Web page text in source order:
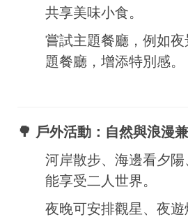
共享美味小食。
嘗試主題餐廳，例如
題餐廳，增添特別感。
🌳 戶外活動：自然與浪漫
河岸散步、海邊看夕
能享受二人世界。
夜晚可安排觀星、夜